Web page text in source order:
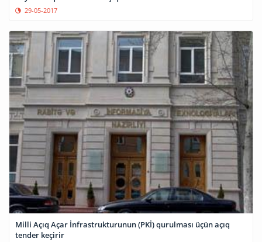
29-05-2017
Milli Açıq Açar İnfrastrukturunun (PKİ) qurulması üçün açıq
tender keçirir